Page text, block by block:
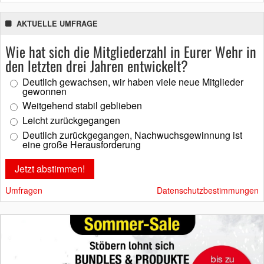
AKTUELLE UMFRAGE
Wie hat sich die Mitgliederzahl in Eurer Wehr in
den letzten drei Jahren entwickelt?
Deutlich gewachsen, wir haben viele neue Mitglieder
gewonnen
Weitgehend stabil geblieben
Leicht zurückgegangen
Deutlich zurückgegangen, Nachwuchsgewinnung ist
eine große Herausforderung
Umfragen Datenschutzbestimmungen